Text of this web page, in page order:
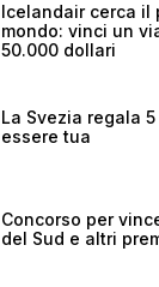
Icelandair cerca
mondo: vinci un
50.000 dollari
La Svezia regala
essere tua
Concorso per
del Sud e altri